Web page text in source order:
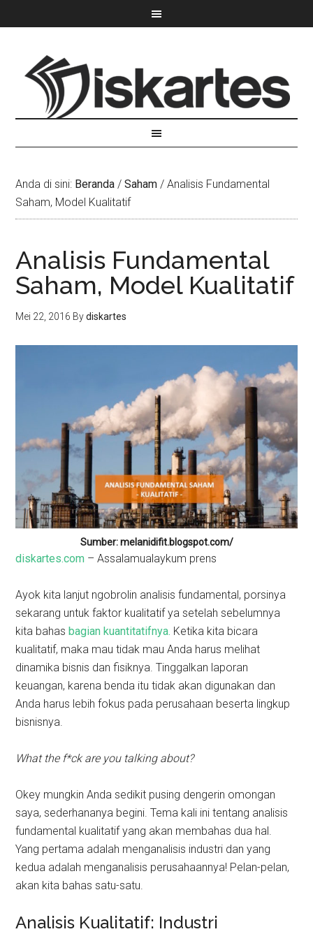
Anda di sini: Beranda / Saham / Analisis Fundamental
Saham, Model Kualitatif
Analisis Fundamental
Saham, Model Kualitatif
Mei 22, 2016 Bydiskartes
Sumber: melanidifit.blogspot.com/
diskartes.com – Assalamualaykum prens
Ayok kita lanjut ngobrolin analisis fundamental, porsinya
sekarang untuk faktor kualitatif ya setelah sebelumnya
kita bahas bagian kuantitatifnya. Ketika kita bicara
kualitatif, maka mau tidak mau Anda harus melihat
dinamika bisnis dan fisiknya. Tinggalkan laporan
keuangan, karena benda itu tidak akan digunakan dan
Anda harus lebih fokus pada perusahaan beserta lingkup
bisnisnya.
What the f*ck are you talking about?
Okey mungkin Anda sedikit pusing dengerin omongan
saya, sederhananya begini. Tema kali ini tentang analisis
fundamental kualitatif yang akan membahas dua hal.
Yang pertama adalah menganalisis industri dan yang
kedua adalah menganalisis perusahaannya! Pelan-pelan,
akan kita bahas satu-satu.
Analisis Kualitatif: Industri